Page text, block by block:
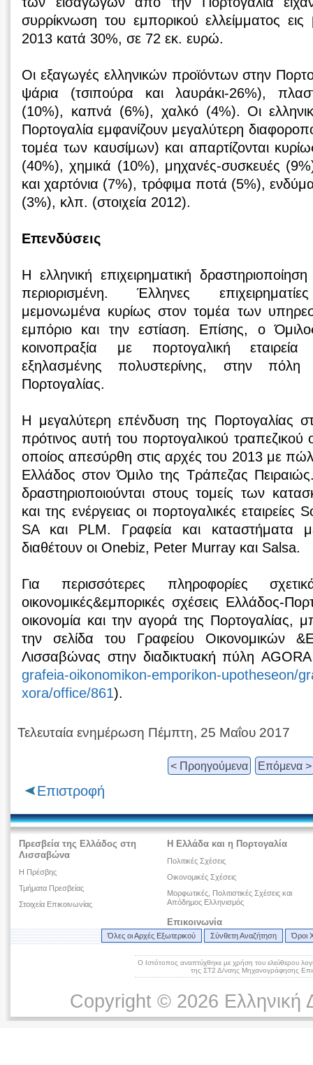
συρρίκνωση του εμπορικού ελλείμματος
2013 κατά 30%, σε 72 εκ. ευρώ.
Οι εξαγωγές ελληνικών προϊόντων στην
ψάρια (τσιπούρα και λαυράκι-26%),
(10%), καπνά (6%), χαλκό (4%). Οι
Πορτογαλία εμφανίζουν μεγαλύτερη
τομέα των καυσίμων) και απαρτίζονται
(40%), χημικά (10%), μηχανές-συσκευές
και χαρτόνια (7%), τρόφιμα ποτά (5%),
(3%), κλπ. (στοιχεία 2012).
Επενδύσεις
Η ελληνική επιχειρηματική
περιορισμένη. Έλληνες
μεμονωμένα κυρίως στον τομέα των
εμπόριο και την εστίαση. Επίσης, ο
κοινοπραξία με πορτογαλική
εξηλασμένης πολυστερίνης, στην
Πορτογαλίας.
Η μεγαλύτερη επένδυση της Πορτογαλίας
πρότινος αυτή του πορτογαλικού
οποίος απεσύρθη στις αρχές του 2013 με
Ελλάδος στον Όμιλο της Τράπεζας
δραστηριοποιούνται στους τομείς των
και της ενέργειας οι πορτογαλικές
SA και PLM. Γραφεία και καταστήματα
διαθέτουν οι Onebiz, Peter Murray και Salsa.
Για περισσότερες πληροφορίες
οικονομικές&εμπορικές σχέσεις Ελλάδος-
οικονομία και την αγορά της Πορτογαλίας,
την σελίδα του Γραφείου Οικονομικών
Λισσαβώνας στην διαδικτυακή πύλη
grafeia-oikonomikon-emporikon-upotheseon/
xora/office/861).
Τελευταία ενημέρωση Πέμπτη, 25 Μαΐου 2017
< Προηγούμενα Επόμενα >
Επιστροφή
Πρεσβεία της Ελλάδος στη
Λισσαβώνα
Η Πρέσβης
Τμήματα Πρεσβείας
Στοιχεία Επικοινωνίας
Η Ελλάδα και η Πορτογαλία
Πολιτικές Σχέσεις
Οικονομικές Σχέσεις
Μορφωτικές, Πολιτιστικές Σχέσεις και
Απόδημος Ελληνισμός
Επικοινωνία
Όλες οι Αρχές Εξωτερικού Σύνθετη Αναζήτηση Όροι
Ο Ιστότοπος αναπτύχθηκε με χρήση του ελεύθερου
της ΣΤ2 Δ/νσης Μηχανογράφησης
Copyright © 2026